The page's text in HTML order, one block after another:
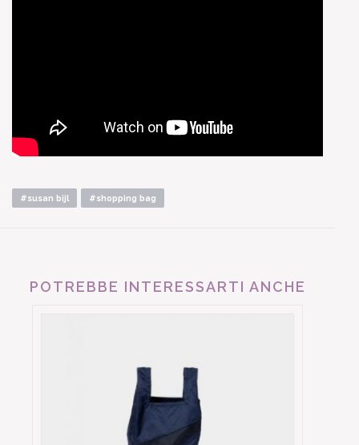
#susan bijl #shopping bag
POTREBBE INTERESSARTI ANCHE